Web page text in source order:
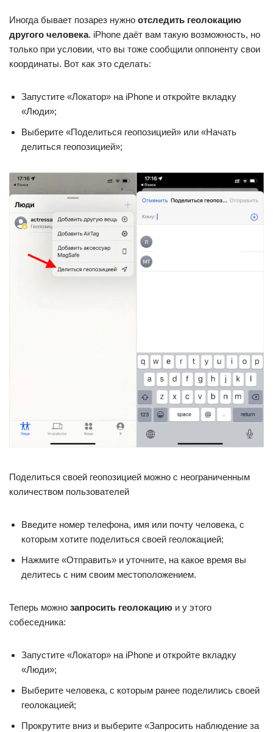
Иногда бывает позарез нужно отследить геолокацию
другого человека. iPhone даёт вам такую возможность, но
только при условии, что вы тоже сообщили оппоненту свои
координаты. Вот как это сделать:
Запустите «Локатор» на iPhone и откройте вкладку
«Люди»;
Выберите «Поделиться геопозицией» или «Начать
делиться геопозицией»;
Поделиться своей геопозицией можно с неограниченным
количеством пользователей
Введите номер телефона, имя или почту человека, с
которым хотите поделиться своей геолокацией;
Нажмите «Отправить» и уточните, на какое время вы
делитесь с ним своим местоположением.
Теперь можно запросить геолокацию и у этого
собеседника:
Запустите «Локатор» на iPhone и откройте вкладку
«Люди»;
Выберите человека, с которым ранее поделились своей
геолокацией;
Прокрутите вниз и выберите «Запросить наблюдение за